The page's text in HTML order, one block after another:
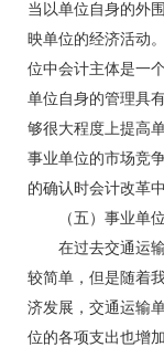
当以单位自身的外
映单位的经济活动
位中会计主体是一
单位自身的管理具
够很大程度上提高
事业单位的市场竞
的确认时会计改革
（五）事业单位
在过去交通运输
较简单，但是随着
济发展，交通运输
位的各项支出也增